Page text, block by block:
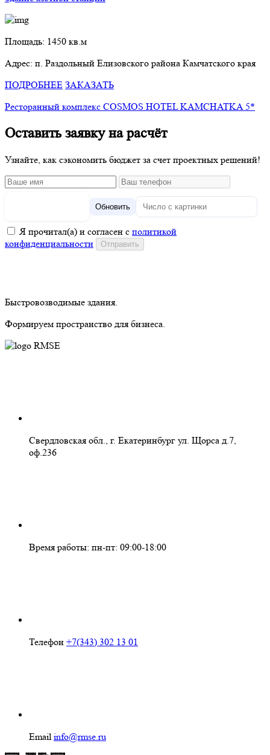
Площадь: 1450 кв.м
Адрес: п. Раздольный Елизовского района Камчатского края
ПОДРОБНЕЕ ЗАКАЗАТЬ
Ресторанный комплекс COSMOS HOTEL KAMCHATKA 5*
Оставить заявку на расчёт
Узнайте, как сэкономить бюджет за счет проектных решений!
Обновить
Я прочитал(а) и согласен с политикой
конфиденциальности
Быстровозводимые здания.
Формируем пространство для бизнеса.
Свердловская обл., г. Екатеринбург ул. Щорса д.7,
оф.236
Время работы: пн-пт: 09:00-18:00
Телефон +7(343) 302 13 01
Email info@rmse.ru